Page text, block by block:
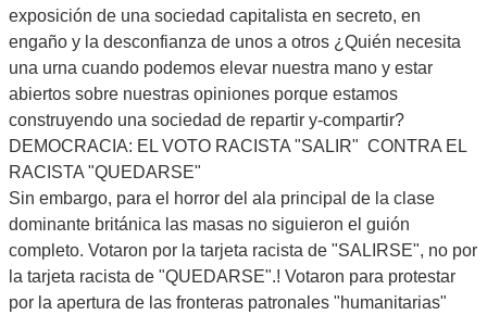
exposición de una sociedad capitalista en secreto, en
engaño y la desconfianza de unos a otros ¿Quién necesita
una urna cuando podemos elevar nuestra mano y estar
abiertos sobre nuestras opiniones porque estamos
construyendo una sociedad de repartir y-compartir?
DEMOCRACIA: EL VOTO RACISTA "SALIR" CONTRA EL
RACISTA "QUEDARSE"
Sin embargo, para el horror del ala principal de la clase
dominante británica las masas no siguieron el guión
completo. Votaron por la tarjeta racista de "SALIRSE", no por
la tarjeta racista de "QUEDARSE".! Votaron para protestar
por la apertura de las fronteras patronales "humanitarias"